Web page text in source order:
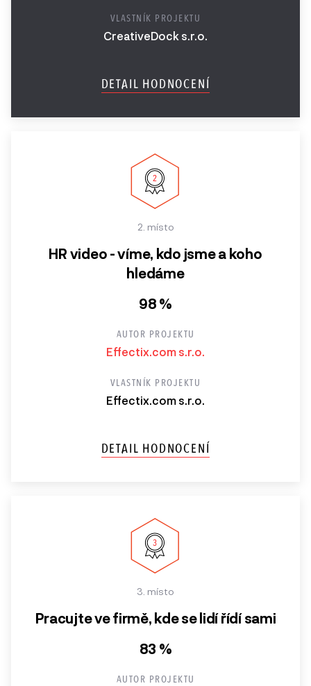
Ročník
2017
2016
Ročník
Brandová kampaň
VLASTNÍK PROJEKTU
CreativeDock s.r.o.
DETAIL HODNOCENÍ
2. místo
HR video - víme, kdo jsme a koho
hledáme
98 %
AUTOR PROJEKTU
Effectix.com s.r.o.
VLASTNÍK PROJEKTU
Effectix.com s.r.o.
DETAIL HODNOCENÍ
3. místo
Pracujte ve firmě, kde se lidí řídí sami
83 %
AUTOR PROJEKTU